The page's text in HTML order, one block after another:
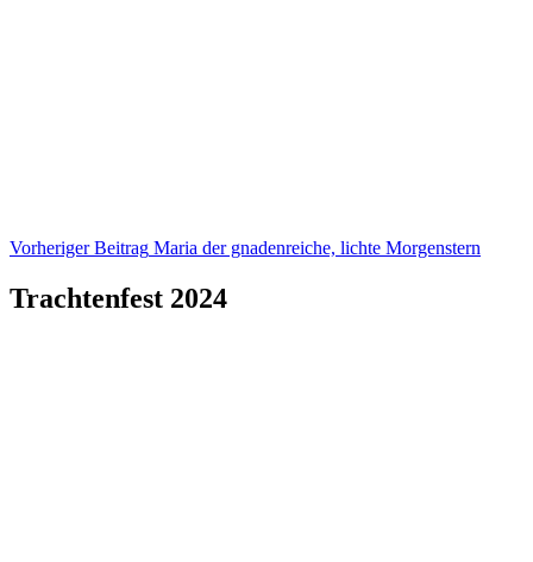
Beitragsnavigation
Vorheriger Beitrag Maria der gnadenreiche, lichte Morgenstern
Trachtenfest 2024